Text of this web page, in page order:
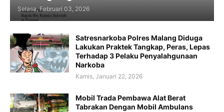
Selasa, Februari 03, 2026
Satresnarkoba Polres Malang Diduga
Lakukan Praktek Tangkap, Peras, Lepas
Terhadap 3 Pelaku Penyalahgunaan
Narkoba
Kamis, Januari 22, 2026
Mobil Trada Pembawa Alat Berat
Tabrakan Dengan Mobil Ambulans